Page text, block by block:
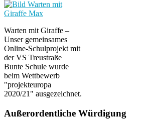
Warten mit Giraffe –
Unser gemeinsames
Online-Schulprojekt mit
der VS Treustraße
Bunte Schule wurde
beim Wettbewerb
"projekteuropa
2020/21" ausgezeichnet.
Außerordentliche Würdigung